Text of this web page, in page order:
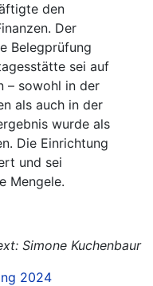
den
Der
Belegprüfung
sei auf
– sowohl in der
als auch in der
wurde als
Die Einrichtung
und sei
Mengele.
Simone Kuchenbaur
2024